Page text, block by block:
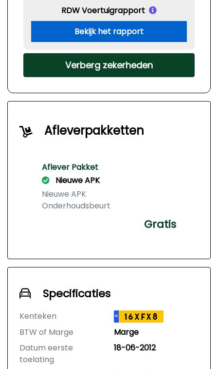
RDW Voertuigrapport
Bekijk het rapport
Verberg zekerheden
Afleverpakketten
Aflever Pakket
Nieuwe APK
Nieuwe APK
Onderhoudsbeurt
Gratis
Specificaties
Kenteken NL 16XFX8
BTW of Marge
Marge
Datum eerste
toelating
18-06-2012